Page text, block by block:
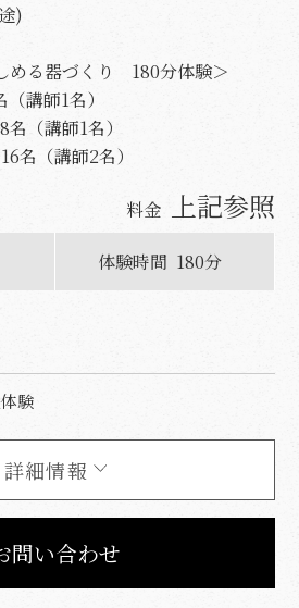
)
める器づくり 180分体験＞
講師1名）
（講師1名）
名（講師2名）
料金 上記参照
体験時間 180分
験
詳細情報
問い合わせ